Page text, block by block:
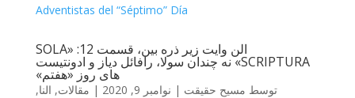
الن وایت زیر ذره بین، قسمت 12: «SOLA
SCRIPTURA» نه چندان سولا، رافائل دیاز و ادونتیست
های روز «هفتم»
توسط مسیح حقیقت | نوامبر 9, 2020 | مقالات, النا,